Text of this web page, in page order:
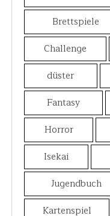
Brettspiele
Challenge
düster
Fantasy
Horror
Isekai
Jugendbuch
Kartenspiel